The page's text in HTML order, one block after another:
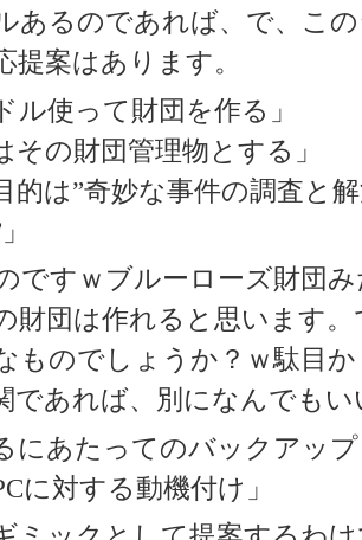
あるのであれば、で、こ
提案はあります。
ル使って財団を作る」
その財団管理物とする」
的は”奇妙な事件の調査と
ですｗブルーローズ財団
財団は作れると思います
ものでしょうか？ｗ駄目
であれば、別になんでも
にあたってのバックアッ
に対する動機付け」